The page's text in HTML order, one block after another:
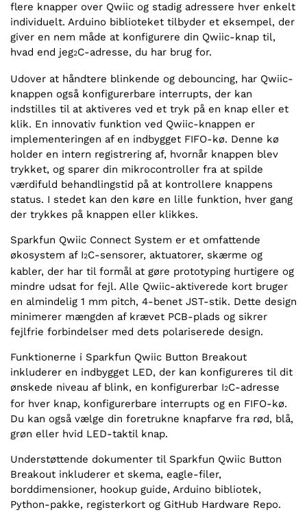
flere knapper over Qwiic og stadig adressere hver enkelt
individuelt. Arduino biblioteket tilbyder et eksempel, der
giver en nem måde at konfigurere din Qwiic-knap til,
hvad end jeg2C-adresse, du har brug for.
Udover at håndtere blinkende og debouncing, har Qwiic-
knappen også konfigurerbare interrupts, der kan
indstilles til at aktiveres ved et tryk på en knap eller et
klik. En innovativ funktion ved Qwiic-knappen er
implementeringen af en indbygget FIFO-kø. Denne kø
holder en intern registrering af, hvornår knappen blev
trykket, og sparer din mikrocontroller fra at spilde
værdifuld behandlingstid på at kontrollere knappens
status. I stedet kan den køre en lille funktion, hver gang
der trykkes på knappen eller klikkes.
Sparkfun Qwiic Connect System er et omfattende
økosystem af I2C-sensorer, aktuatorer, skærme og
kabler, der har til formål at gøre prototyping hurtigere og
mindre udsat for fejl. Alle Qwiic-aktiverede kort bruger
en almindelig 1 mm pitch, 4-benet JST-stik. Dette design
minimerer mængden af krævet PCB-plads og sikrer
fejlfrie forbindelser med dets polariserede design.
Funktionerne i Sparkfun Qwiic Button Breakout
inkluderer en indbygget LED, der kan konfigureres til dit
ønskede niveau af blink, en konfigurerbar I2C-adresse
for hver knap, konfigurerbare interrupts og en FIFO-kø.
Du kan også vælge din foretrukne knapfarve fra rød, blå,
grøn eller hvid LED-taktil knap.
Understøttende dokumenter til Sparkfun Qwiic Button
Breakout inkluderer et skema, eagle-filer,
borddimensioner, hookup guide, Arduino bibliotek,
Python-pakke, registerkort og GitHub Hardware Repo.